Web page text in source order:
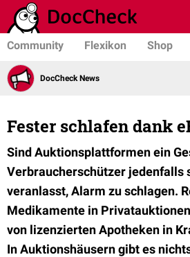
Community Flexikon Shop
DocCheck News
Fester schlafen dank
Sind Auktionsplattformen ein
Verbraucherschützer jedenfalls
veranlasst, Alarm zu schlagen.
Medikamente in
von lizenzierten Apotheken in
In Auktionshäusern gibt es